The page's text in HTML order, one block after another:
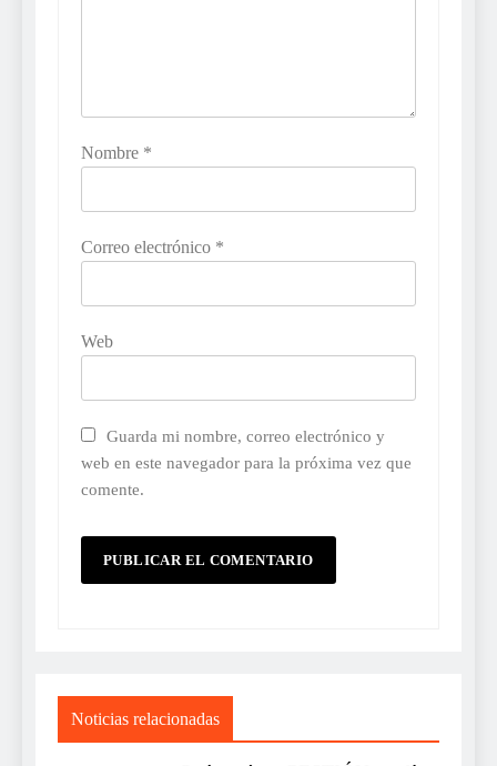
Nombre *
Correo electrónico *
Web
Guarda mi nombre, correo electrónico y
web en este navegador para la próxima vez que
comente.
Noticias relacionadas